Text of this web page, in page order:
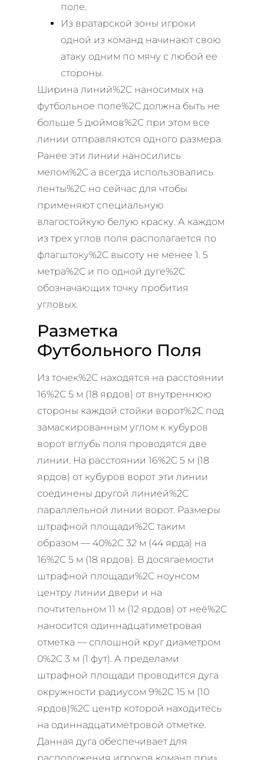
поле.
Из вратарской зоны игроки
одной из команд начинают свою
атаку одним по мячу с любой ее
стороны.
Ширина линий%2C наносимых на
футбольное поле%2C должна быть не
больше 5 дюймов%2C при этом все
линии отправляются одного размера.
Ранее эти линии наносились
мелом%2C а всегда использовались
ленты%2C но сейчас для чтобы
применяют специальную
влагостойкую белую краску. А каждом
из трех углов поля располагается по
флагштоку%2C высоту не менее 1. 5
метра%2C и по одной дуге%2C
обозначающих точку пробития
угловых.
Разметка
Футбольного Поля
Из точек%2C находятся на расстоянии
16%2C 5 м (18 ярдов) от внутреннюю
стороны каждой стойки ворот%2C под
замаскированным углом к кубуров
ворот вглубь поля проводятся две
линии. На расстоянии 16%2C 5 м (18
ярдов) от кубуров ворот эти линии
соединены другой линией%2C
параллельной линии ворот. Размеры
штрафной площади%2C таким
образом — 40%2C 32 м (44 ярда) на
16%2C 5 м (18 ярдов). В досягаемости
штрафной площади%2C ноунсом
центру линии двери и на
почтительном 11 м (12 ярдов) от неё%2C
наносится одиннадцатиметровая
отметка — сплошной круг диаметром
0%2C 3 м (1 фут). А пределами
штрафной площади проводится дуга
окружности радиусом 9%2C 15 м (10
ярдов)%2C центр которой находитесь
на одиннадцатиметровой отметке.
Данная дуга обеспечивает для